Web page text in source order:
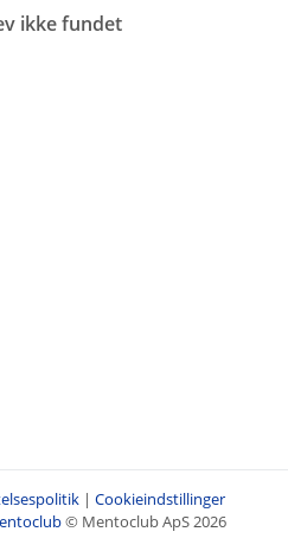
ikke fundet
| Cookieindstillinger
© Mentoclub ApS 2026